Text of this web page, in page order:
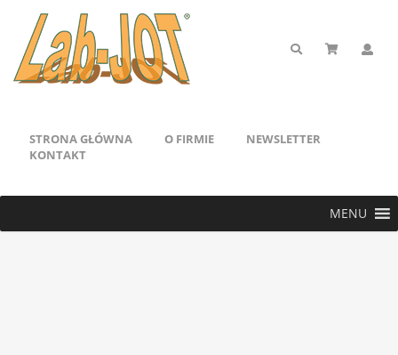
STRONA GŁÓWNA O FIRMIE
NEWSLETTER
KONTAKT
MENU